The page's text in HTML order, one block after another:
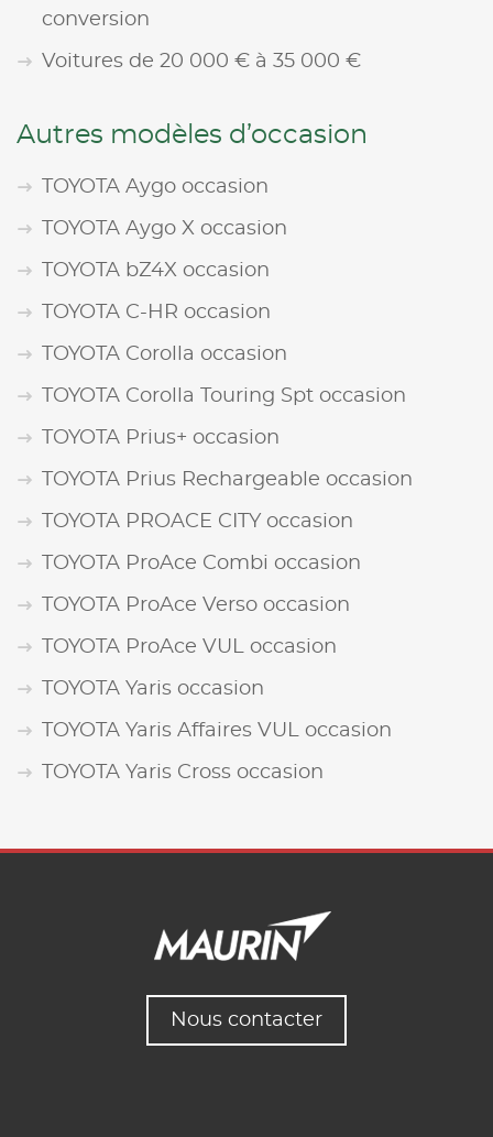
conversion
Voitures de 20 000 € à 35 000 €
Autres modèles d’occasion
TOYOTA Aygo occasion
TOYOTA Aygo X occasion
TOYOTA bZ4X occasion
TOYOTA C-HR occasion
TOYOTA Corolla occasion
TOYOTA Corolla Touring Spt occasion
TOYOTA Prius+ occasion
TOYOTA Prius Rechargeable occasion
TOYOTA PROACE CITY occasion
TOYOTA ProAce Combi occasion
TOYOTA ProAce Verso occasion
TOYOTA ProAce VUL occasion
TOYOTA Yaris occasion
TOYOTA Yaris Affaires VUL occasion
TOYOTA Yaris Cross occasion
Nous contacter